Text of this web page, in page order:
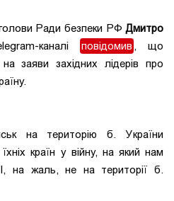
Ради безпеки РФДмитро
каналі повідомив , що
заяви західних лідерів про
на територію б. України
країн у війну, на який нам
І, на жаль, не на території б.